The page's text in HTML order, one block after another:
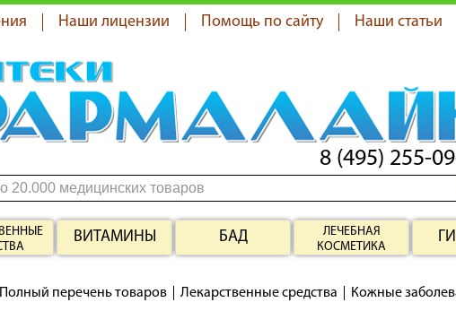
Наши лицензии Помощь по сайту Наши статьи
8 (495) 255-
ВИТАМИНЫ БАД
ЛЕЧЕБНАЯ
КОСМЕТИКА
Полный перечень товаров Лекарственные средства Кожные